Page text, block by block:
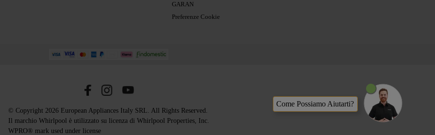
Come Possiamo Aiutarti?
GARAN
Preferenze Cookie
© Copyright 2026 European Appliances Italy SRL. All Rights Reserved.
Il marchio Whirlpool è utilizzato su licenza di Whirlpool Properties, Inc.
WPRO® mark used under license